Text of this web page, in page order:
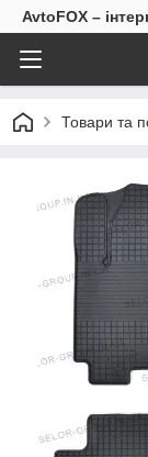
AvtoFOX –
Товари та